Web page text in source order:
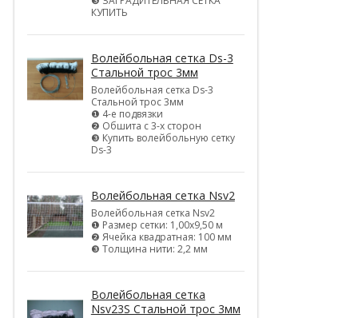
КУПИТЬ
Волейбольная сетка Ds-3
Стальной трос 3мм
Волейбольная сетка Ds-3
Стальной трос 3мм
❶ 4-е подвязки
❷ Обшита с 3-х сторон
❸ Купить волейбольную сетку
Ds-3
Волейбольная сетка Nsv2
Волейбольная сетка Nsv2
❶ Размер сетки: 1,00х9,50 м
❷ Ячейка квадратная: 100 мм
❸ Толщина нити: 2,2 мм
Волейбольная сетка
Nsv23S Стальной трос 3мм